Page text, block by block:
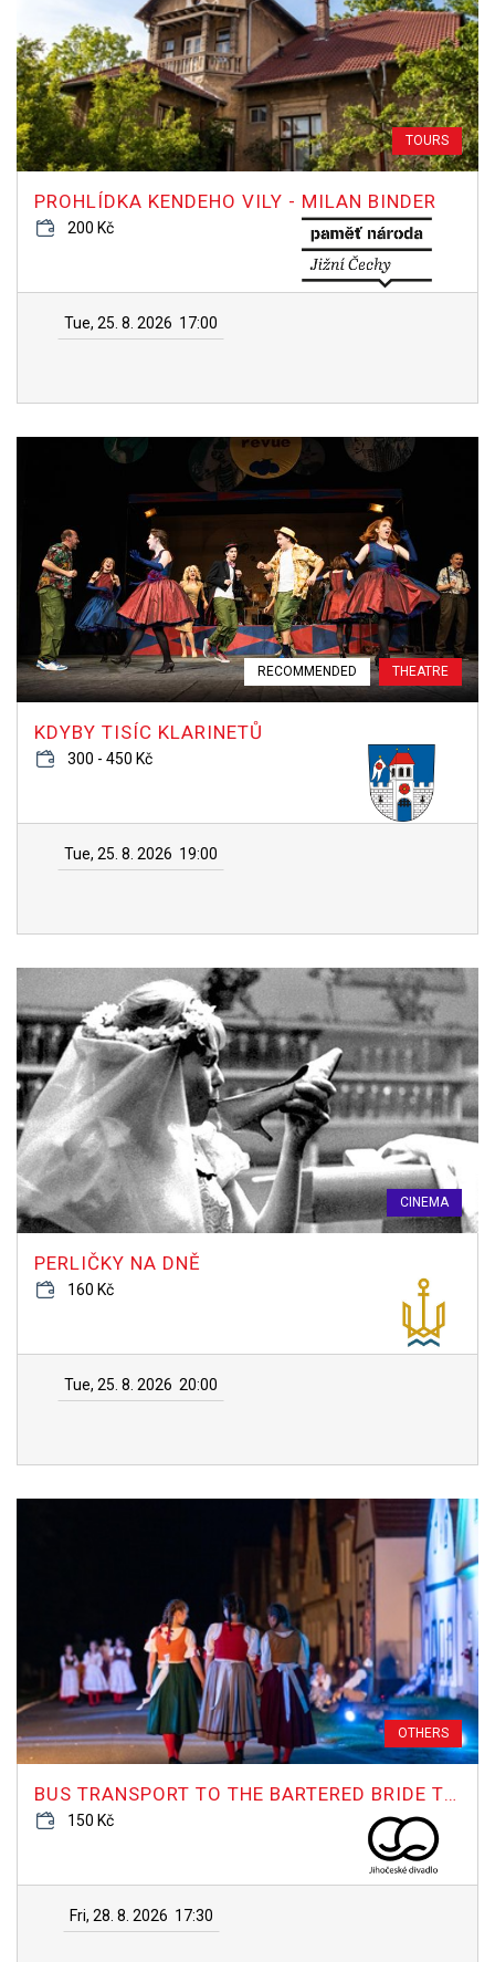
TOURS
PROHLÍDKA KENDEHO VILY - MILAN BINDER
200 Kč
Tue, 25. 8. 2026 17:00
RECOMMENDED THEATRE
KDYBY TISÍC KLARINETŮ
300 - 450 Kč
Tue, 25. 8. 2026 19:00
CINEMA
PERLIČKY NA DNĚ
160 Kč
Tue, 25. 8. 2026 20:00
OTHERS
BUS TRANSPORT TO THE BARTERED BRIDE TO HOLAŠOVICE
150 Kč
Fri, 28. 8. 2026 17:30